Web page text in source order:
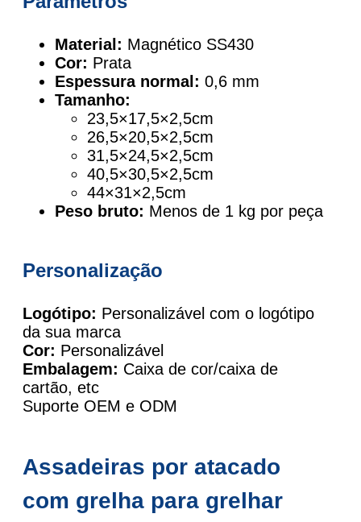
Material: Magnético SS430
Cor: Prata
Espessura normal: 0,6 mm
Tamanho:
23,5×17,5×2,5cm
26,5×20,5×2,5cm
31,5×24,5×2,5cm
40,5×30,5×2,5cm
44×31×2,5cm
Peso bruto: Menos de 1 kg por peça
Personalização
Logótipo: Personalizável com o logótipo
da sua marca
Cor: Personalizável
Embalagem: Caixa de cor/caixa de
cartão, etc
Suporte OEM e ODM
Assadeiras por atacado
com grelha para grelhar